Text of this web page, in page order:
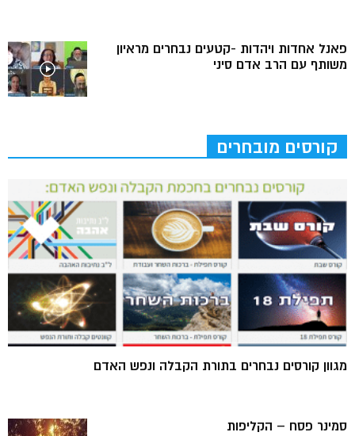
פאנל אחדות ויהדות -קטעים נבחרים מראיון
משותף עם הרב אדם סיני
קורסים מובחרים
מגוון קורסים נבחרים בתורת הקבלה ונפש האדם
סמינר פסח – הקליפות